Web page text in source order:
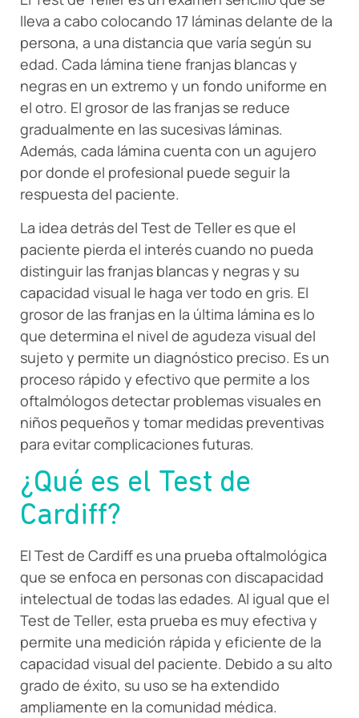
lleva a cabo colocando 17 láminas delante de la
persona, a una distancia que varía según su
edad. Cada lámina tiene franjas blancas y
negras en un extremo y un fondo uniforme en
el otro. El grosor de las franjas se reduce
gradualmente en las sucesivas láminas.
Además, cada lámina cuenta con un agujero
por donde el profesional puede seguir la
respuesta del paciente.
La idea detrás del Test de Teller es que el
paciente pierda el interés cuando no pueda
distinguir las franjas blancas y negras y su
capacidad visual le haga ver todo en gris. El
grosor de las franjas en la última lámina es lo
que determina el nivel de agudeza visual del
sujeto y permite un diagnóstico preciso. Es un
proceso rápido y efectivo que permite a los
oftalmólogos detectar problemas visuales en
niños pequeños y tomar medidas preventivas
para evitar complicaciones futuras.
¿Qué es el Test de
Cardiff?
El Test de Cardiff es una prueba oftalmológica
que se enfoca en personas con discapacidad
intelectual de todas las edades. Al igual que el
Test de Teller, esta prueba es muy efectiva y
permite una medición rápida y eficiente de la
capacidad visual del paciente. Debido a su alto
grado de éxito, su uso se ha extendido
ampliamente en la comunidad médica.